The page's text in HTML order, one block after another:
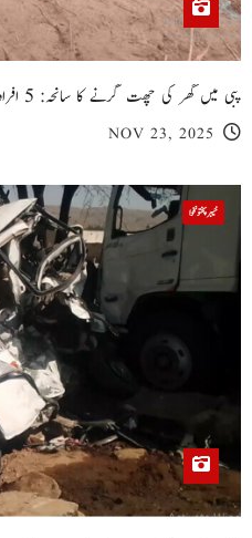
پبی میں گھر کی چھت گرنے کا سانحہ: 5 افراد جان کی بازی ہار گئے، 3 زخمی
NOV 23, 2025
خیبر پختونخوا